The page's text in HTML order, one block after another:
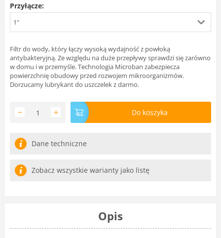
Przyłącze:
1"
Filtr do wody, który łączy wysoką wydajność z powłoką
antybakteryjną. Ze względu na duże przepływy sprawdzi się zarówno
w domu i w przemyśle. Technologia Microban zabezpiecza
powierzchnię obudowy przed rozwojem mikroorganizmów.
Dorzucamy lubrykant do uszczelek z darmo.
+
− Do koszyka
Dane techniczne
Zobacz wszystkie warianty jako listę
Opis